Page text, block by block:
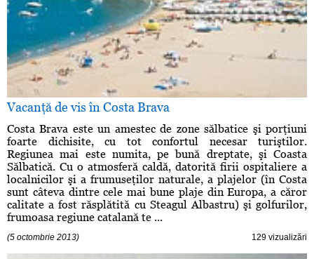
Vacanţă de vis în Costa Brava
Costa Brava este un amestec de zone sălbatice şi porţiuni
foarte dichisite, cu tot confortul necesar turiştilor.
Regiunea mai este numita, pe bună dreptate, şi Coasta
Sălbatică. Cu o atmosferă caldă, datorită firii ospitaliere a
localnicilor şi a frumuseţilor naturale, a plajelor (în Costa
sunt câteva dintre cele mai bune plaje din Europa, a căror
calitate a fost răsplătită cu Steagul Albastru) şi golfurilor,
frumoasa regiune catalană te ...
(5 octombrie 2013) 129 vizualizări